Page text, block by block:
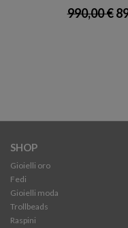
990,00 €
SHOP
Gioielli oro
Fedi
Gioielli moda
Trollbeads
Raspini